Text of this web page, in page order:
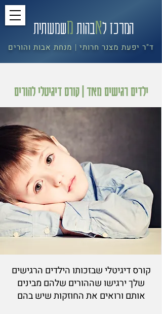
המרכז לאבהות משמעותית
ד"ר יפעת מצנר חרותי מנחת אבות והורים
ילדים רגישים מאד | קורס דיגיטלי להורים
קורס דיגיטלי שבזכותו הילדים הרגישים
שלך ירגישו שההורים שלהם מבינים
אותם ורואים את החוזקות שיש בהם